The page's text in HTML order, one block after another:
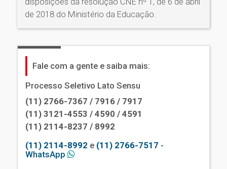
de 2018 do Ministério da Educação.
Fale com a gente e saiba mais:
Processo Seletivo Lato Sensu
(11) 2766-7367 / 7916 / 7917
(11) 3121-4553 / 4590 / 4591
(11) 2114-8237 / 8992
(11) 2114-8992 e (11) 2766-7517 -
WhatsApp